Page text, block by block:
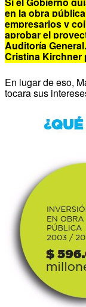
en la obra
empresarios y
aprobar el
Auditoría
Cristina Kirchner
En lugar de eso,
tocara sus